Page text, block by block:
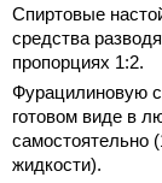
Спиртовые
средства
пропорциях 1:2.
Фурацилиновую
готовом виде в
самостоятельно
жидкости).